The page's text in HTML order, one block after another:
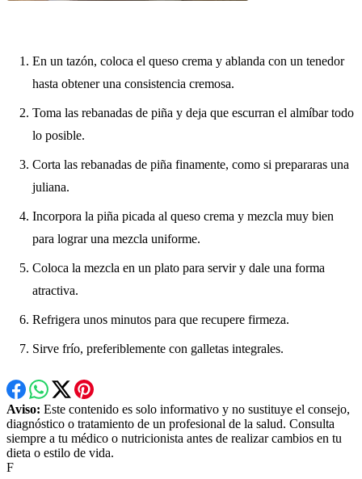
En un tazón, coloca el queso crema y ablanda con un tenedor
hasta obtener una consistencia cremosa.
Toma las rebanadas de piña y deja que escurran el almíbar todo
lo posible.
Corta las rebanadas de piña finamente, como si prepararas una
juliana.
Incorpora la piña picada al queso crema y mezcla muy bien
para lograr una mezcla uniforme.
Coloca la mezcla en un plato para servir y dale una forma
atractiva.
Refrigera unos minutos para que recupere firmeza.
Sirve frío, preferiblemente con galletas integrales.
Aviso: Este contenido es solo informativo y no sustituye el consejo,
diagnóstico o tratamiento de un profesional de la salud. Consulta
siempre a tu médico o nutricionista antes de realizar cambios en tu
dieta o estilo de vida.
F